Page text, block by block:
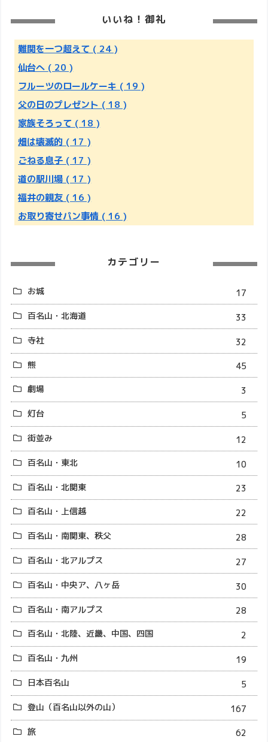
いいね！御礼
難関を一つ超えて ( 24 )
仙台へ ( 20 )
フルーツのロールケーキ ( 19 )
父の日のプレゼント ( 18 )
家族そろって ( 18 )
畑は壊滅的 ( 17 )
ごねる息子 ( 17 )
道の駅川場 ( 17 )
福井の親友 ( 16 )
お取り寄せパン事情 ( 16 )
カテゴリー
お城
17
百名山・北海道
33
寺社
32
熊
45
劇場
3
灯台
5
街並み
12
百名山・東北
10
百名山・北関東
23
百名山・上信越
22
百名山・南関東、秩父
28
百名山・北アルプス
27
百名山・中央ア、八ヶ岳
30
百名山・南アルプス
28
百名山・北陸、近畿、中国、四国
2
百名山・九州
19
日本百名山
5
登山（百名山以外の山）
167
旅
62